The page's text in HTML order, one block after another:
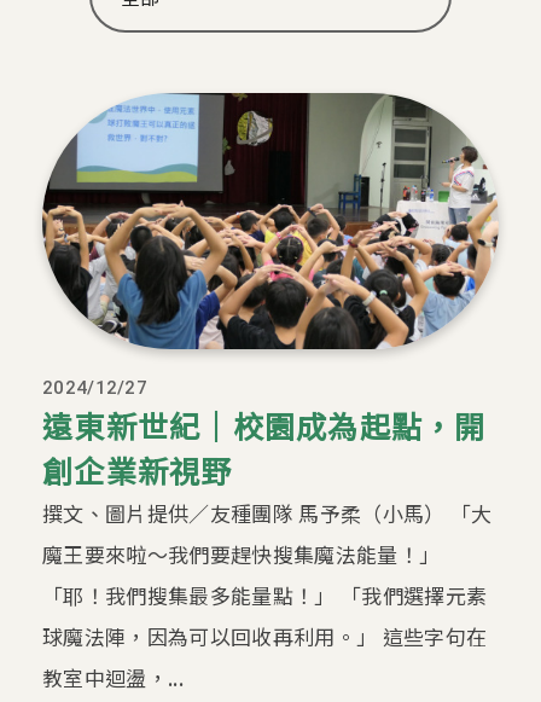
2024/12/27
遠東新世紀｜校園成為起點，開
創企業新視野
撰文、圖片提供／友種團隊 馬予柔（小馬） 「大
魔王要來啦～我們要趕快搜集魔法能量！」
「耶！我們搜集最多能量點！」 「我們選擇元素
球魔法陣，因為可以回收再利用。」 這些字句在
教室中迴盪，...